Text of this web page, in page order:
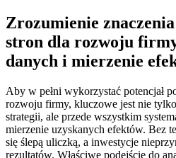
Zrozumienie
stron dla rozwoju
danych i mierzenie
Aby w pełni wykorzystać potencjał
rozwoju firmy, kluczowe jest nie
strategii, ale przede wszystkim
mierzenie uzyskanych efektów. Bez
się ślepą uliczką, a inwestycje
rezultatów. Właściwe podejście do